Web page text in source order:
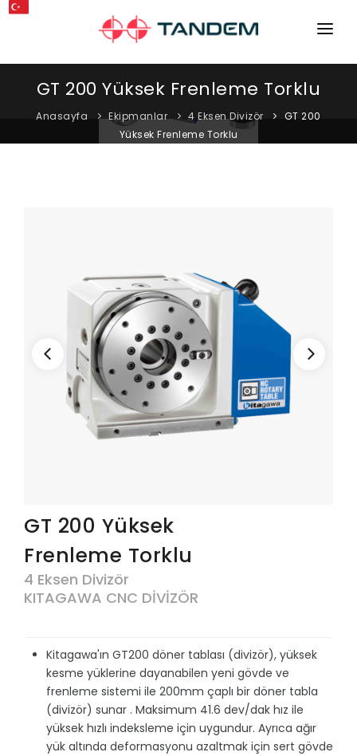
ANA SAYFA
SERVIS
GT 200 Yüksek Frenleme Torklu
Anasayfa Ekipmanlar 4 Eksen Divizör
GT 200
Yüksek Frenleme Torklu
GT 200 Yüksek
Frenleme Torklu
4 Eksen Divizör
KITAGAWA CNC DİVİZÖR
Kitagawa'ın GT200 döner tablası (divizör), yüksek
kesme yüklerine dayanabilen yeni gövde ve
frenleme sistemi ile 200mm çaplı bir döner tabla
(divizör) sunar . Maksimum 41.6 dev/dak hız ile
yüksek hızlı indeksleme için uygundur. Ayrıca ağır
yük altında deformasyonu azaltmak için sert gövde